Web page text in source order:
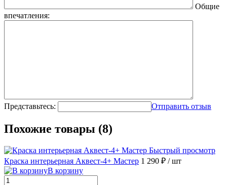
Общие
впечатления:
Представьтесь: Отправить отзыв
Похожие товары (8)
Быстрый просмотр
Краска интерьерная Аквест-4+ Мастер 1 290 ₽ / шт
В корзину